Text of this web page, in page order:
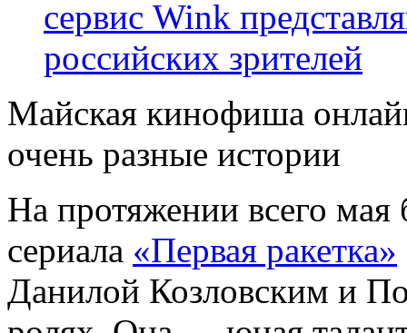
сервис Wink
российских зрителей
Майская кинофиша
очень разные истории
На протяжении всего
сериала «Первая ракетка»
Данилой Козловским и